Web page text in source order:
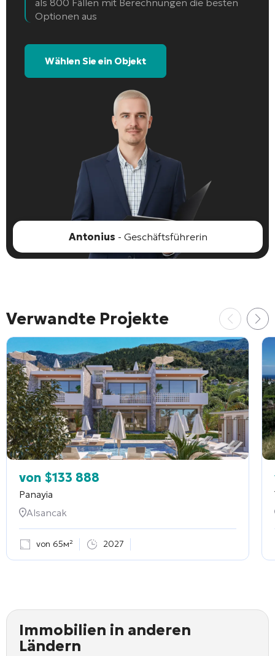
Optionen aus
Wählen Sie ein Objekt
Antonius - Geschäftsführerin
Verwandte Projekte
von $133 888
Panayia
Alsancak
von 65м² 2027
Immobilien in anderen
Ländern